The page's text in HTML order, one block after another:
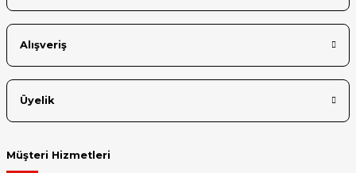
Alışveriş
Üyelik
Müşteri Hizmetleri